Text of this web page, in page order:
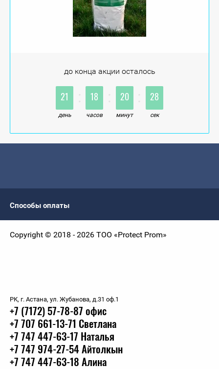
до конца акции осталось
2
день
8
часов
20
минут
27
сек
Способы оплаты
Copyright © 2018 - 2026 ТОО «Protect Prom»
РК, г. Астана, ул. Жубанова, д.31 оф.1
+7 (7172) 57-78-87 офис
+7 707 661-13-71 Светлана
+7 747 447-63-17 Наталья
+7 747 974-27-54 Айтолкын
+7 747 447-63-18 Алина